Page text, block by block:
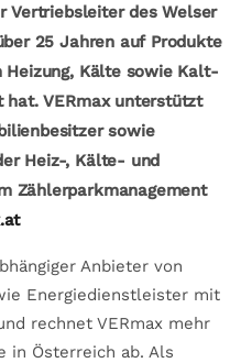
Vertriebsleiter des Welser
25 Jahren auf Produkte
Heizung, Kälte sowie Kalt-
hat. VERmax unterstützt
sowie
Heiz-, Kälte- und
Zählerparkmanagement
Anbieter von
Energiedienstleister mit
rechnet VERmax mehr
in Österreich ab. Als